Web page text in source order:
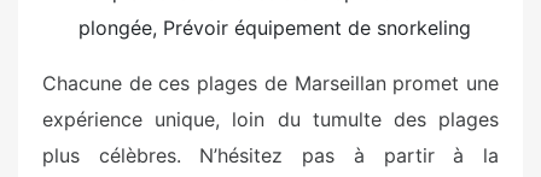
plongée, Prévoir équipement de snorkeling
Chacune de ces plages de Marseillan promet une
expérience unique, loin du tumulte des plages
plus célèbres. N’hésitez pas à partir à la